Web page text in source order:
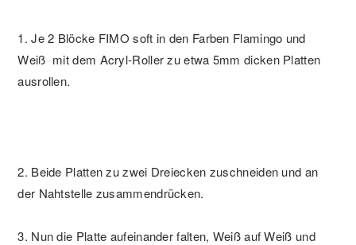
1. Je 2 Blöcke FIMO soft in den Farben Flamingo und
Weiß mit dem Acryl-Roller zu etwa 5mm dicken Platten
ausrollen.
2. Beide Platten zu zwei Dreiecken zuschneiden und an
der Nahtstelle zusammendrücken.
3. Nun die Platte aufeinander falten, Weiß auf Weiß und